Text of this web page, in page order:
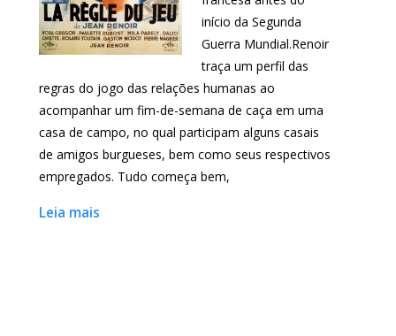
início da Segunda
Guerra Mundial.Renoir
traça um perfil das
regras do jogo das relações humanas ao
acompanhar um fim-de-semana de caça em uma
casa de campo, no qual participam alguns casais
de amigos burgueses, bem como seus respectivos
empregados. Tudo começa bem,
Leia mais